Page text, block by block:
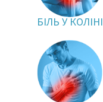
БІЛЬ У КОЛІНІ